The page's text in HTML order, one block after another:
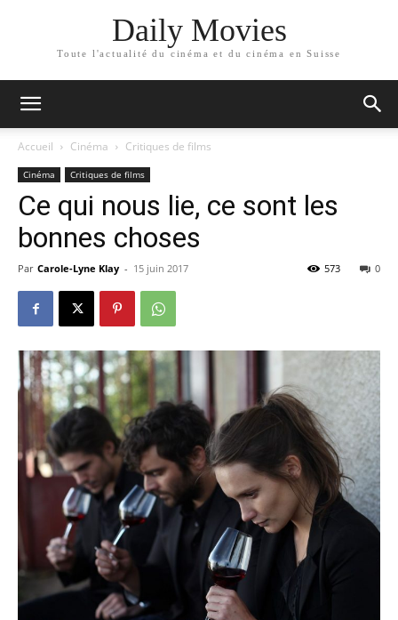
Daily Movies
Toute l'actualité du cinéma et du cinéma en Suisse
Accueil Cinéma Critiques de films
Cinéma Critiques de films
Ce qui nous lie, ce sont les
bonnes choses
Par Carole-Lyne Klay - 15 juin 2017 0
573